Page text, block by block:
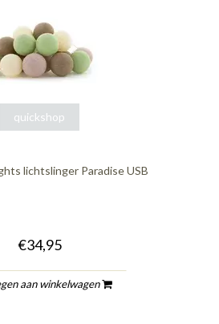
quickshop
lichtslinger Paradise USB
€34,95
aan winkelwagen